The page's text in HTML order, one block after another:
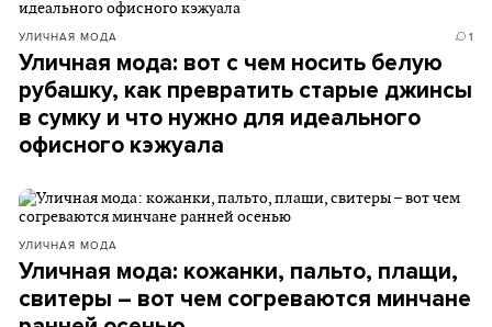
УЛИЧНАЯ МОДА 1
Уличная мода: вот с чем носить белую
рубашку, как превратить старые джинсы
в сумку и что нужно для идеального
офисного кэжуала
УЛИЧНАЯ МОДА
Уличная мода: кожанки, пальто, плащи,
свитеры – вот чем согреваются минчане